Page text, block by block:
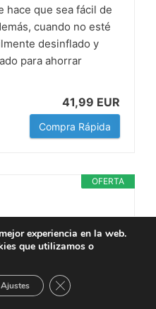
hace que sea fácil de
cuando no esté
desinflado y
para ahorrar
41,99 EUR
Compra Rápida
OFERTA
experiencia en la web.
que utilizamos o
Ajustes Cerrar el banner de